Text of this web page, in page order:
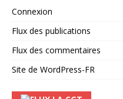
Connexion
Flux des publications
Flux des commentaires
Site de WordPress-FR